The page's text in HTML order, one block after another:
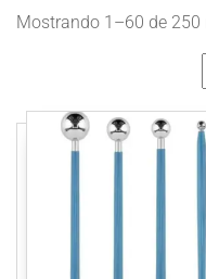
Mostrando 1–60 de 250